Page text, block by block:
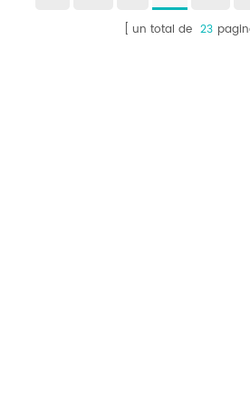
materiales tradicionales
poco a poco y se han
un total de 23